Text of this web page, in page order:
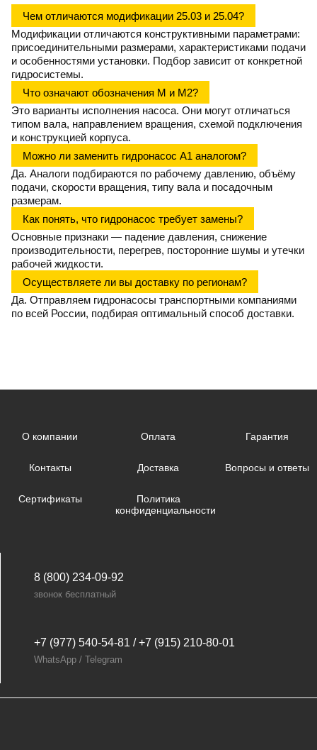
Чем отличаются модификации 25.03 и 25.04?
Модификации отличаются конструктивными параметрами:
присоединительными размерами, характеристиками подачи
и особенностями установки. Подбор зависит от конкретной
гидросистемы.
Что означают обозначения М и М2?
Это варианты исполнения насоса. Они могут отличаться
типом вала, направлением вращения, схемой подключения
и конструкцией корпуса.
Можно ли заменить гидронасос А1 аналогом?
Да. Аналоги подбираются по рабочему давлению, объёму
подачи, скорости вращения, типу вала и посадочным
размерам.
Как понять, что гидронасос требует замены?
Основные признаки — падение давления, снижение
производительности, перегрев, посторонние шумы и утечки
рабочей жидкости.
Осуществляете ли вы доставку по регионам?
Да. Отправляем гидронасосы транспортными компаниями
по всей России, подбирая оптимальный способ доставки.
О компании Оплата Гарантия
Контакты Доставка Вопросы и ответы
Сертификаты
Политика
конфиденциальности
8 (800) 234-09-92
звонок бесплатный
+7 (977) 540-54-81 / +7 (915) 210-80-01
WhatsApp / Telegram